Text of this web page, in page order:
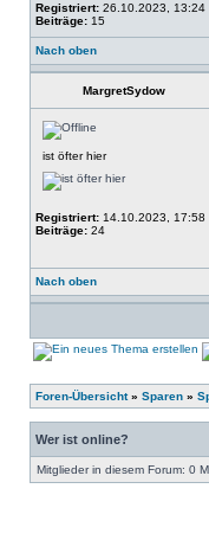
Registriert: 26.10.2023, 13:24
Beiträge: 15
Nach oben
MargretSydow
ist öfter hier
Registriert: 14.10.2023, 17:58
Beiträge: 24
Nach oben
Foren-Übersicht» Sparen »
Wer ist online?
Mitglieder in diesem Forum: 0